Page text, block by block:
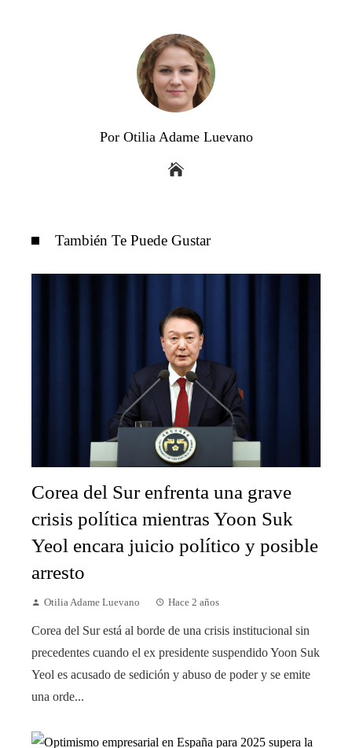
Por Otilia Adame Luevano
También Te Puede Gustar
Corea del Sur enfrenta una grave
crisis política mientras Yoon Suk
Yeol encara juicio político y posible
arresto
Otilia Adame Luevano Hace 2 años
Corea del Sur está al borde de una crisis institucional sin
precedentes cuando el ex presidente suspendido Yoon Suk
Yeol es acusado de sedición y abuso de poder y se emite
una orde...